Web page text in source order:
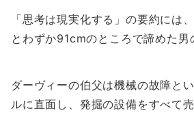
「思考は現実化する」の要約には
とわずか91cmのところで諦めた男
ダーヴィーの伯父は機械の故障と
ルに直面し、発掘の設備をすべて